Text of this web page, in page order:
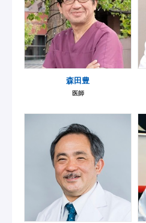
森田豊
医師